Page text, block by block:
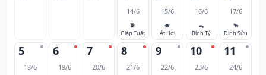
14/6
🐕
Giáp Tuất
15/6
🐖
Ất Hợi
16/6
🐀
Bính Tý
17/6
🐂
Đinh Sửu
5
18/6
6
19/6
7
20/6
8
21/6
9
22/6
10
23/6
11
24/6